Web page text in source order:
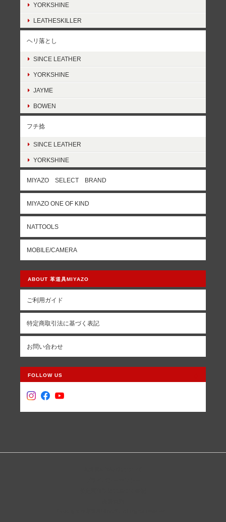
YORKSHINE
LEATHESKILLER
ヘリ落とし
SINCE LEATHER
YORKSHINE
JAYME
BOWEN
フチ捻
SINCE LEATHER
YORKSHINE
MIYAZO SELECT BRAND
MIYAZO ONE OF KIND
NATTOOLS
MOBILE/CAMERA
ABOUT 革道具MIYAZO
ご利用ガイド
特定商取引法に基づく表記
お問い合わせ
FOLLOW US